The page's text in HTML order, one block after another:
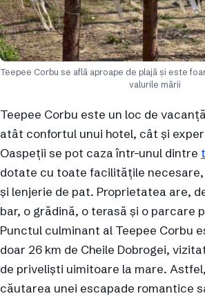
Teepee Corbu se află aproape de plajă și este
valurile mării
Teepee Corbu este un loc de
atât confortul unui hotel, cât și
Oaspeții se pot caza într-unul dintre
dotate cu toate facilitățile necesare,
și lenjerie de pat. Proprietatea are,
bar, o grădină, o terasă și o parcare
Punctul culminant al Teepee Corbu
doar 26 km de Cheile Dobrogei,
de priveliști uimitoare la mare.
căutarea unei escapade romantice